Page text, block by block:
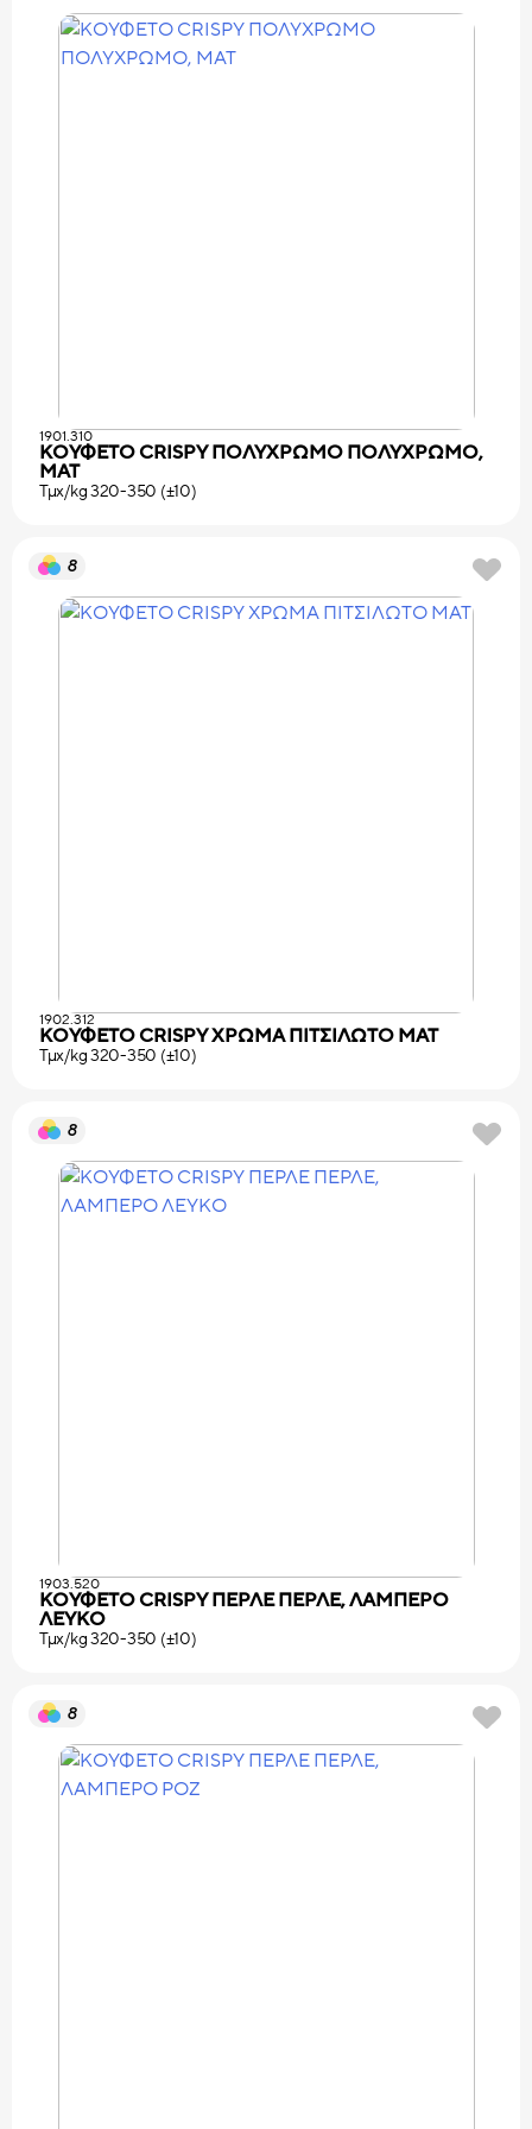
1901.310
ΚΟΥΦΕΤΟ CRISPY ΠΟΛΥΧΡΩΜΟ ΠΟΛΥΧΡΩΜΟ,
ΜΑΤ
Τμχ/kg 320-350 (±10)
8
1902.312
ΚΟΥΦΕΤΟ CRISPY ΧΡΩΜΑ ΠΙΤΣΙΛΩΤO ΜΑΤ
Τμχ/kg 320-350 (±10)
8
1903.520
ΚΟΥΦΕΤΟ CRISPY ΠΕΡΛΕ ΠΕΡΛΕ, ΛΑΜΠΕΡΟ
ΛΕΥΚΟ
Τμχ/kg 320-350 (±10)
8